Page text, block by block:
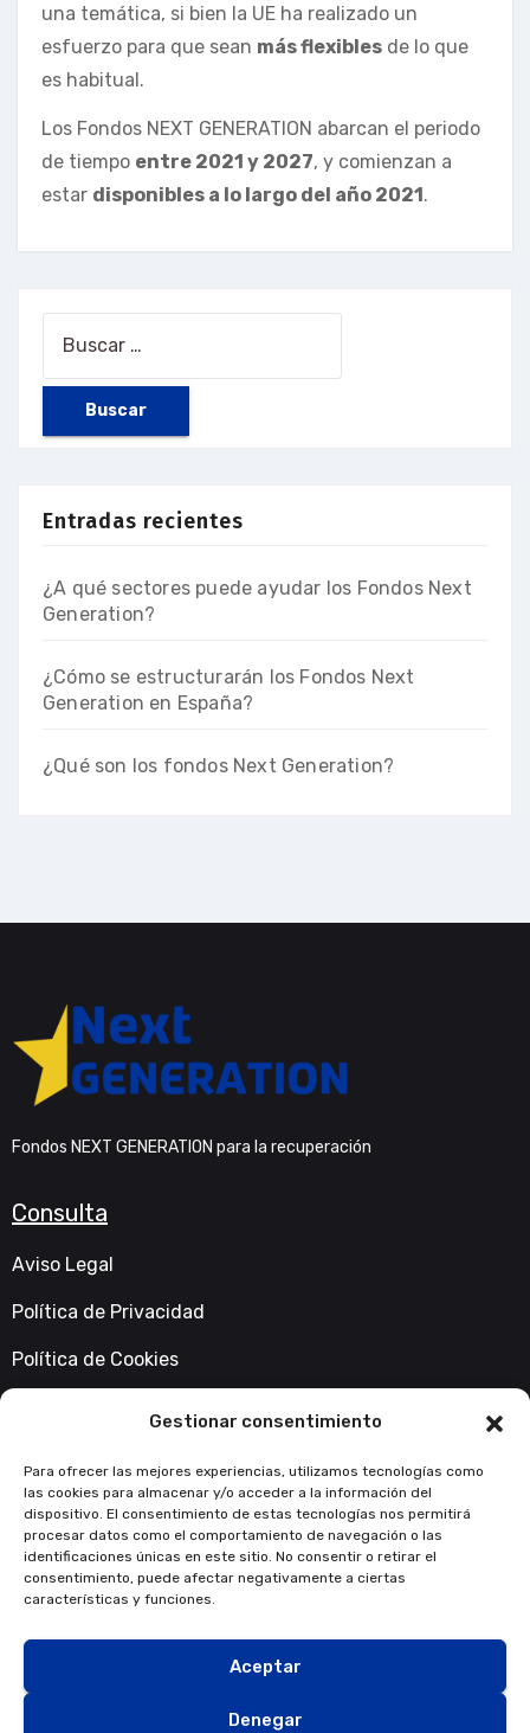
Gestionar consentimiento
Para ofrecer las mejores experiencias, utilizamos tecnologías como
las cookies para almacenar y/o acceder a la información del
dispositivo. El consentimiento de estas tecnologías nos permitirá
procesar datos como el comportamiento de navegación o las
identificaciones únicas en este sitio. No consentir o retirar el
consentimiento, puede afectar negativamente a ciertas
características y funciones.
Aceptar
Denegar
una temática, si bien la UE ha realizado un
esfuerzo para que sean más flexibles de lo que
es habitual.
Los Fondos NEXT GENERATION abarcan el periodo
de tiempo entre 2021 y 2027, y comienzan a
estar disponibles a lo largo del año 2021.
Entradas recientes
¿A qué sectores puede ayudar los Fondos Next
Generation?
¿Cómo se estructurarán los Fondos Next
Generation en España?
¿Qué son los fondos Next Generation?
Fondos NEXT GENERATION para la recuperación
Consulta
Aviso Legal
Política de Privacidad
Política de Cookies
Contacta con nosotros
info@fondosnextgeneration.es